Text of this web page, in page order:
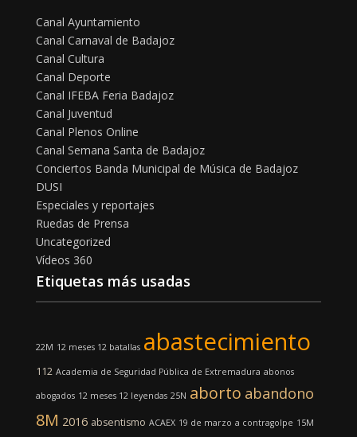
Canal Ayuntamiento
Canal Carnaval de Badajoz
Canal Cultura
Canal Deporte
Canal IFEBA Feria Badajoz
Canal Juventud
Canal Plenos Online
Canal Semana Santa de Badajoz
Conciertos Banda Municipal de Música de Badajoz
DUSI
Especiales y reportajes
Ruedas de Prensa
Uncategorized
Vídeos 360
Etiquetas más usadas
22M 12 meses 12 batallas abastecimiento
112 Academia de Seguridad Pública de Extremadura abonos
abogados 12 meses 12 leyendas 25N aborto abandono
8M 2016 absentismo ACAEX 19 de marzo a contragolpe 15M